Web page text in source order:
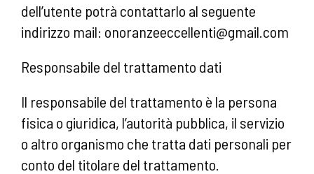
dell’utente potrà contattarlo al seguente
indirizzo mail: onoranzeeccellenti@gmail.com
Responsabile del trattamento dati
Il responsabile del trattamento è la persona
fisica o giuridica, l’autorità pubblica, il servizio
o altro organismo che tratta dati personali per
conto del titolare del trattamento.